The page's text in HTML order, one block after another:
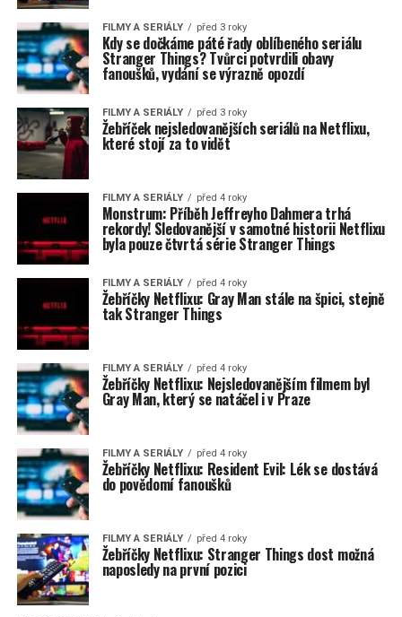
FILMY A SERIÁLY před 3 roky
Kdy se dočkáme páté řady oblíbeného seriálu
Stranger Things? Tvůrci potvrdili obavy
fanoušků, vydání se výrazně opozdí
FILMY A SERIÁLY před 3 roky
Žebříček nejsledovanějších seriálů na Netflixu,
které stojí za to vidět
FILMY A SERIÁLY před 4 roky
Monstrum: Příběh Jeffreyho Dahmera trhá
rekordy! Sledovanější v samotné historii Netflixu
byla pouze čtvrtá série Stranger Things
FILMY A SERIÁLY před 4 roky
Žebříčky Netflixu: Gray Man stále na špici, stejně
tak Stranger Things
FILMY A SERIÁLY před 4 roky
Žebříčky Netflixu: Nejsledovanějším filmem byl
Gray Man, který se natáčel i v Praze
FILMY A SERIÁLY před 4 roky
Žebříčky Netflixu: Resident Evil: Lék se dostává
do povědomí fanoušků
FILMY A SERIÁLY před 4 roky
Žebříčky Netflixu: Stranger Things dost možná
naposledy na první pozici